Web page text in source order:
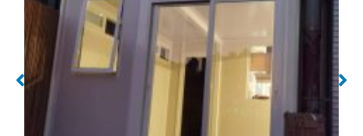
No Caption